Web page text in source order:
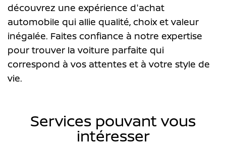
découvrez une expérience d'achat
automobile qui allie qualité, choix et valeur
inégalée. Faites confiance à notre expertise
pour trouver la voiture parfaite qui
correspond à vos attentes et à votre style de
vie.
Services pouvant vous
intéresser